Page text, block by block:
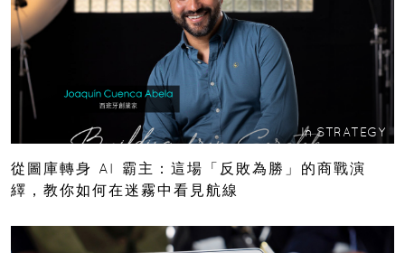
In STRATEGY
從圖庫轉身 AI 霸主：這場「反敗為勝」的商戰演
繹，教你如何在迷霧中看見航線